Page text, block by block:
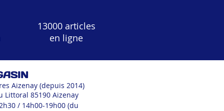
13000 articles
en ligne
Aizenay (depuis 2014)
Littoral 85190 Aizenay
/ 14h00-19h00 (du